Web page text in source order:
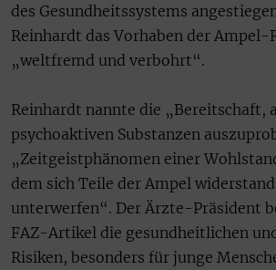
des Gesundheitssystems
Reinhardt das Vorhaben der Ampel-
„weltfremd und verbohrt“.
Reinhardt nannte die „Bereitschaft,
psychoaktiven Substanzen
„Zeitgeistphänomen einer
dem sich Teile der Ampel
unterwerfen“. Der Ärzte-Präsident
FAZ-Artikel die gesundheitlichen
Risiken, besonders für junge